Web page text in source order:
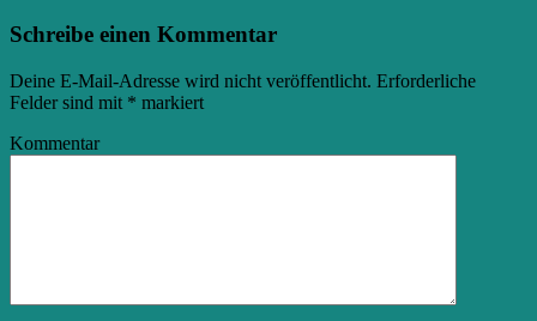
Schreibe einen Kommentar
Deine E-Mail-Adresse wird nicht veröffentlicht. Erforderliche
Felder sind mit * markiert
Kommentar